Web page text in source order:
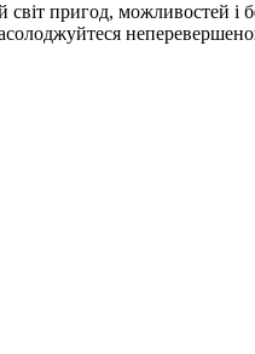
пригод, можливостей і